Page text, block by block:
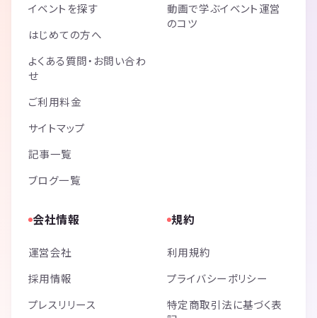
イベントを探す
はじめての方へ
よくある質問・お問い合わ
せ
ご利用料金
サイトマップ
記事一覧
ブログ一覧
動画で学ぶイベント運営
のコツ
会社情報
運営会社
採用情報
プレスリリース
規約
利用規約
プライバシーポリシー
特定商取引法に基づく表